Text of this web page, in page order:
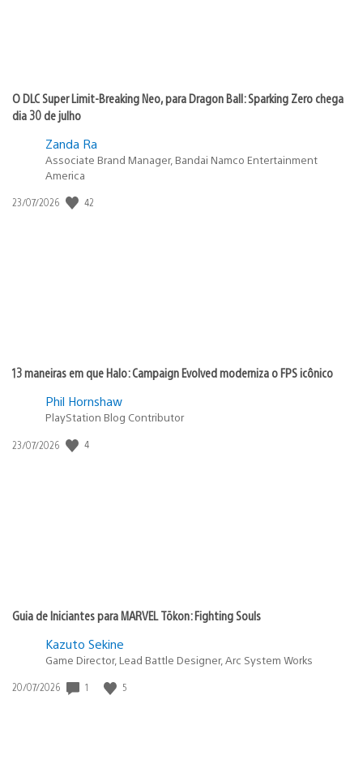
O DLC Super Limit-Breaking Neo, para Dragon Ball: Sparking Zero chega
dia 30 de julho
Zanda Ra
Associate Brand Manager, Bandai Namco Entertainment
America
Data
23/07/2026 42
13 maneiras em que Halo: Campaign Evolved moderniza o FPS icônico
Phil Hornshaw
PlayStation Blog Contributor
Data
23/07/2026 4
Guia de Iniciantes para MARVEL Tōkon: Fighting Souls
Kazuto Sekine
Game Director, Lead Battle Designer, Arc System Works
Data
20/07/2026 1 5